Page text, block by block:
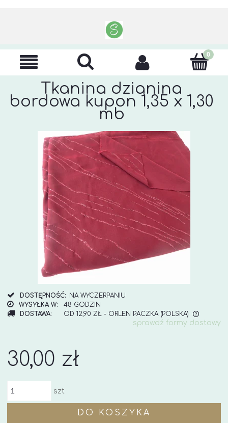
Tkanina dzianina
bordowa kupon 1,35 x 1,30
mb
DOSTĘPNOŚĆ:
NA WYCZERPANIU
WYSYŁKA W:
48 GODZIN
DOSTAWA:
OD 12,90 ZŁ - ORLEN PACZKA (POLSKA)
CENA NIE ZAWIERA EWENTUALNYCH KOSZTÓW
sprawdź formy dostawy
30,00 zł
szt
DO KOSZYKA